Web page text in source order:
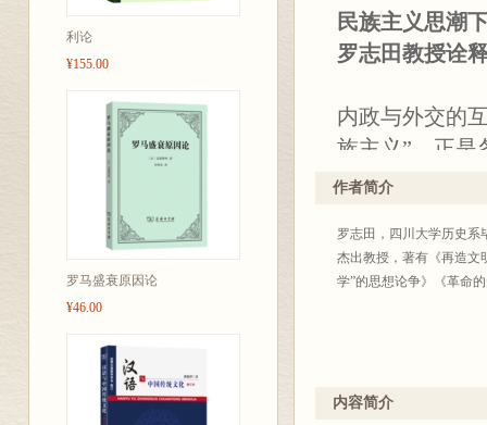
利论
¥155.00
罗马盛衰原因论
¥46.00
民族主义思潮
罗志田教授诠
内政与外交的
族主义”，正是
是当时政治运
局的动荡更迭
写到了个体在
作者简介
罗志田，四川大学历史系
杰出教授，著有《再造文
学”的思想论争》《革命
内容简介